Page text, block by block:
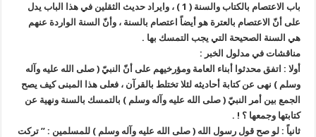
باب الاعتصام بالكتاب والسنة ( 1 ) ، وايراد حديث الثقلين في هذا الباب يدل
على أنّ الاعتصام بالعترة هو أيضاً اعتصام بالسنة ، وأنّ السنة الواردة عنهم
هي السنة الصحيحة التي يجب التمسك بها .
مناقشات في مدلول الخبر :
أولا : اتفق محدثوا أبناء العامة ومؤرخيهم على أنّ النبيّ ( صلى الله عليه وآله
وسلم ) نهى عن كتابة أحاديثه لئلا تختلط بالقرآن ، فعلى هذا المبنى كيف يصح
الجمع بين أمر النبيّ ( صلى الله عليه وآله وسلم ) بالتمسك بالسنة ونهية عن
كتابتها وجمعها ؟ ! .
ثانياً : لو صح قول رسول الله ( صلى الله عليه وآله وسلم ) للمسلمين : ” تركت